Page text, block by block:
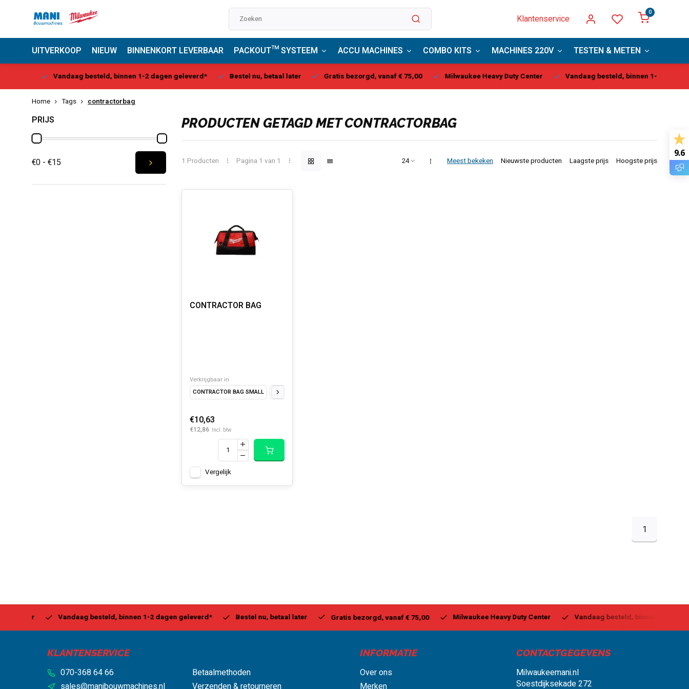
Klantenservice
0
UITVERKOOP NIEUW BINNENKORT LEVERBAAR PACKOUT™ SYSTEEM ACCU MACHINES COMBO KITS MACHINES 220V TESTEN & METEN
Vandaag besteld, binnen 1-2 dagen geleverd* Bestel nu, betaal later Gratis bezorgd, vanaf € 75,00 Milwaukee Heavy Duty Center Vandaag besteld, binnen 1-2 dagen
Home Tags contractorbag
PRIJS
€0 - €15
PRODUCTEN GETAGD MET CONTRACTORBAG
1 Producten Pagina 1 van 1 Meest bekeken Nieuwste producten Laagste prijs Hoogste prijs
CONTRACTOR BAG
Verkrijgbaar in
CONTRACTOR BAG SMALL
CONTRACTOR BAG MEDIUM
€10,63
€12,86 Incl. btw
Vergelijk
1
Vandaag besteld, binnen 1-2 dagen geleverd* Bestel nu, betaal later Gratis bezorgd, vanaf € 75,00 Milwaukee Heavy Duty Center Vandaag besteld, binnen 1-2 dagen
KLANTENSERVICE
070-368 64 66
sales@manibouwmachines.nl
Betaalmethoden
Verzenden & retourneren
INFORMATIE
Over ons
Merken
CONTACTGEGEVENS
Milwaukeemani.nl
Soestdijksekade 272
9.6